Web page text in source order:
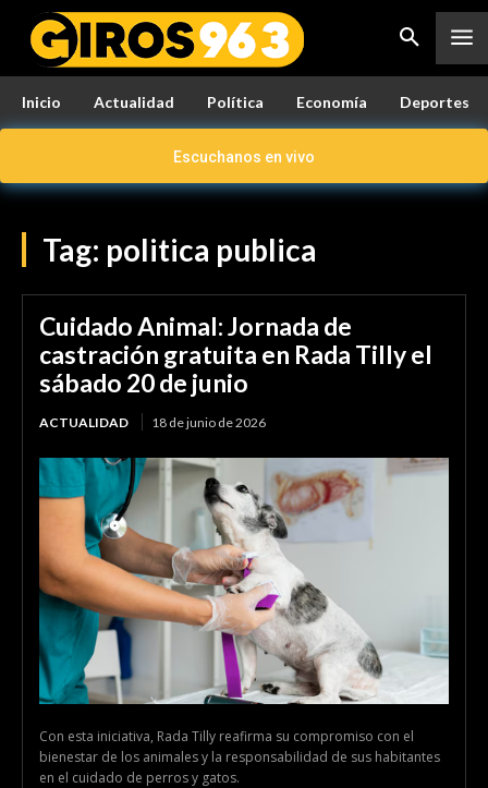
Inicio Actualidad Política Economía Deportes
Escuchanos en vivo
Tag: politica publica
Cuidado Animal: Jornada de
castración gratuita en Rada Tilly el
sábado 20 de junio
ACTUALIDAD 18 de junio de 2026
Con esta iniciativa, Rada Tilly reafirma su compromiso con el
bienestar de los animales y la responsabilidad de sus habitantes
en el cuidado de perros y gatos.